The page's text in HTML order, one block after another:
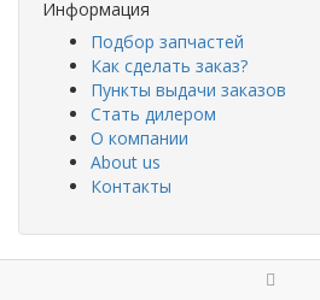
Информация
Подбор запчастей
Как сделать заказ?
Пункты выдачи заказов
Стать дилером
О компании
About us
Контакты